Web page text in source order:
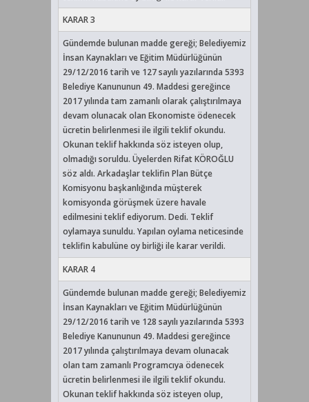
KARAR 3
Gündemde bulunan madde gereği; Belediyemiz
İnsan Kaynakları ve Eğitim Müdürlüğünün
29/12/2016 tarih ve 127 sayılı yazılarında 5393
Belediye Kanununun 49. Maddesi gereğince
2017 yılında tam zamanlı olarak çalıştırılmaya
devam olunacak olan Ekonomiste ödenecek
ücretin belirlenmesi ile ilgili teklif okundu.
Okunan teklif hakkında söz isteyen olup,
olmadığı soruldu. Üyelerden Rifat KÖROĞLU
söz aldı. Arkadaşlar teklifin Plan Bütçe
Komisyonu başkanlığında müşterek
komisyonda görüşmek üzere havale
edilmesini teklif ediyorum. Dedi. Teklif
oylamaya sunuldu. Yapılan oylama neticesinde
teklifin kabulüne oy birliği ile karar verildi.
KARAR 4
Gündemde bulunan madde gereği; Belediyemiz
İnsan Kaynakları ve Eğitim Müdürlüğünün
29/12/2016 tarih ve 128 sayılı yazılarında 5393
Belediye Kanununun 49. Maddesi gereğince
2017 yılında çalıştırılmaya devam olunacak
olan tam zamanlı Programcıya ödenecek
ücretin belirlenmesi ile ilgili teklif okundu.
Okunan teklif hakkında söz isteyen olup,